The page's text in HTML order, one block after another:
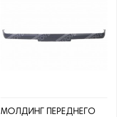
МОЛДИНГ ПЕРЕДНЕГО